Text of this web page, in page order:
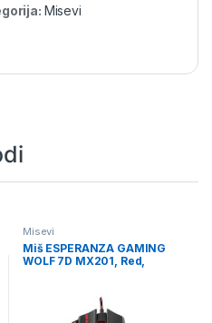
Misevi
Misevi
Miš ESPERANZA GAMING
WOLF 7D MX201, Red,